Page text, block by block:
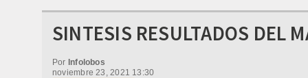
SINTESIS RESULTADOS DEL
Por Infolobos
noviembre 23, 2021 13:30